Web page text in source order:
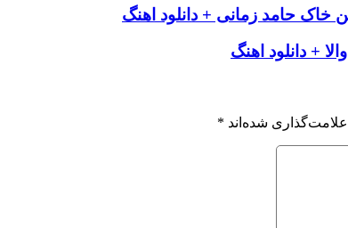
خاک حامد زمانی + دانلود اهنگ
+ دانلود اهنگ
شده‌اند *